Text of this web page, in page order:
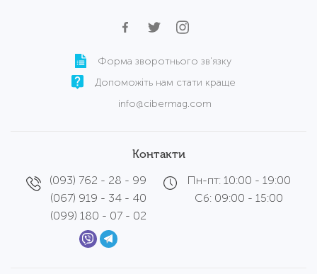
Форма зворотнього зв'язку
Допоможіть нам стати краще
info@cibermag.com
Контакти
(093) 762 - 28 - 99
(067) 919 - 34 - 40
(099) 180 - 07 - 02
Пн-пт: 10:00 - 19:00
Сб: 09:00 - 15:00